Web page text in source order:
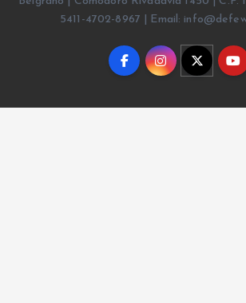
5411-4702-8967 | Email: